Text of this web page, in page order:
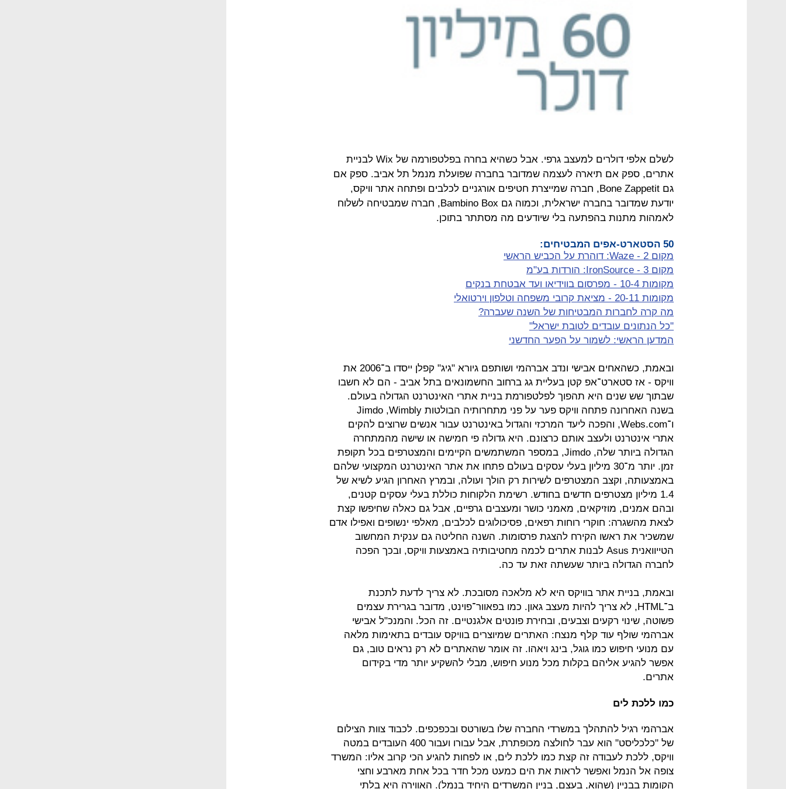
לשלם אלפי דולרים למעצב גרפי. אבל כשהיא בחרה בפלטפורמה של Wix לבניית
אתרים, ספק אם תיארה לעצמה שמדובר בחברה שפועלת מנמל תל אביב. ספק אם
גם Bone Zappetit, חברה שמייצרת חטיפים אורגניים לכלבים ופתחה אתר וויקס,
יודעת שמדובר בחברה ישראלית, וכמוה גם Bambino Box, חברה שמבטיחה לשלוח
לאמהות מתנות בהפתעה בלי שיודעים מה מסתתר בתוכן.
50 הסטארט-אפים המבטיחים:
מקום 2 - Waze: דוהרת על הכביש הראשי
מקום 3 - IronSource: הורדות בע"מ
מקומות 10-4 - מפרסום בווידיאו ועד אבטחת בנקים
מקומות 20-11 - מציאת קרובי משפחה וטלפון וירטואלי
מה קרה לחברות המבטיחות של השנה שעברה?
"כל הנתונים עובדים לטובת ישראל"
המדען הראשי: לשמור על הפער החדשני
ובאמת, כשהאחים אבישי ונדב אברהמי ושותפם גיורא "גיג" קפלן ייסדו ב־2006 את
וויקס - אז סטארט־אפ קטן בעליית גג ברחוב החשמונאים בתל אביב - הם לא חשבו
שבתוך שש שנים היא תהפוך לפלטפורמת בניית אתרי האינטרנט הגדולה בעולם.
בשנה האחרונה פתחה וויקס פער על פני מתחרותיה הבולטות Jimdo ,Wimbly
ו־Webs.com, והפכה ליעד המרכזי והגדול באינטרנט עבור אנשים שרוצים להקים
אתרי אינטרנט ולעצב אותם כרצונם. היא גדולה פי חמישה או שישה מהמתחרה
הגדולה ביותר שלה, Jimdo, במספר המשתמשים הקיימים והמצטרפים בכל תקופת
זמן. יותר מ־30 מיליון בעלי עסקים בעולם פתחו את אתר האינטרנט המקצועי שלהם
באמצעותה, וקצב המצטרפים לשירות רק הולך ועולה, ובמרץ האחרון הגיע לשיא של
1.4 מיליון מצטרפים חדשים בחודש. רשימת הלקוחות כוללת בעלי עסקים קטנים,
ובהם אמנים, מוזיקאים, מאמני כושר ומעצבים גרפיים, אבל גם כאלה שחיפשו קצת
לצאת מהשגרה: חוקרי רוחות רפאים, פסיכולוגים לכלבים, מאלפי ינשופים ואפילו אדם
שמשכיר את ראשו הקירח להצגת פרסומות. השנה החליטה גם ענקית המחשוב
הטייוואנית Asus לבנות אתרים לכמה מחטיבותיה באמצעות וויקס, ובכך הפכה
לחברה הגדולה ביותר שעשתה זאת עד כה.
ובאמת, בניית אתר בוויקס היא לא מלאכה מסובכת. לא צריך לדעת לתכנת
ב־HTML, לא צריך להיות מעצב גאון. כמו בפאוור־פוינט, מדובר בגרירת עצמים
פשוטה, שינוי רקעים וצבעים, ובחירת פונטים אלגנטיים. זה הכל. והמנכ"ל אבישי
אברהמי שולף עוד קלף מנצח: האתרים שמיוצרים בוויקס עובדים בתאימות מלאה
עם מנועי חיפוש כמו גוגל, בינג ויאהו. זה אומר שהאתרים לא רק נראים טוב, גם
אפשר להגיע אליהם בקלות מכל מנוע חיפוש, מבלי להשקיע יותר מדי בקידום
אתרים.
כמו ללכת לים
אברהמי רגיל להתהלך במשרדי החברה שלו בשורטס ובכפכפים. לכבוד צוות הצילום
של "כלכליסט" הוא עבר לחולצה מכופתרת, אבל עבורו ועבור 400 העובדים במטה
וויקס, ללכת לעבודה זה קצת כמו ללכת לים, או לפחות להגיע הכי קרוב אליו: המשרד
צופה אל הנמל ואפשר לראות את הים כמעט מכל חדר בכל אחת מארבע וחצי
הקומות בבניין (שהוא, בעצם, בניין המשרדים היחיד בנמל). האווירה היא בלתי